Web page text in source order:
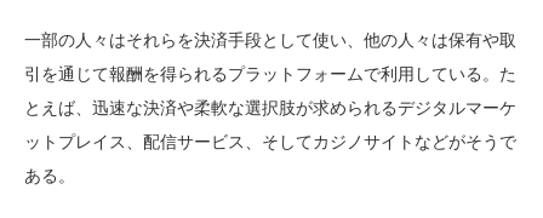
一部の人々はそれらを決済手段として使い、他の人々は保有や取
引を通じて報酬を得られるプラットフォームで利用している。た
とえば、迅速な決済や柔軟な選択肢が求められるデジタルマーケ
ットプレイス、配信サービス、そしてカジノサイトなどがそうで
ある。